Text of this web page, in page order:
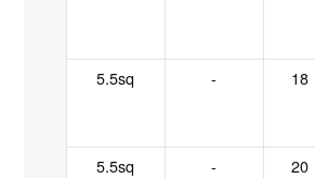
5.5sq -
18
5.5sq -
20